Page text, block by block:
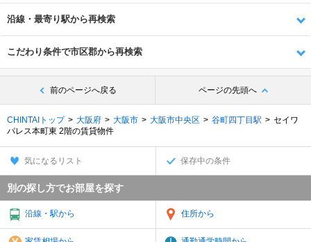
沿線・最寄り駅から再検索
こだわり条件で市区郡から再検索
前のページへ戻る ページの先頭へ
CHINTAIトップ 大阪府 大阪市 大阪市中央区 谷町四丁目駅
セイワ
パレス本町東 2階の賃貸物件
気になるリスト 保存中の条件
別の探し方でお部屋を探す
沿線・駅から 住所から